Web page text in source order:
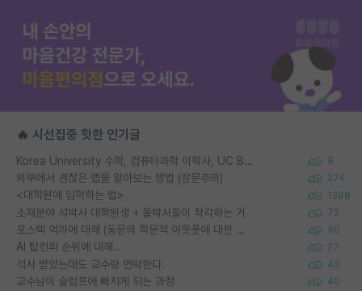
🔥 시선집중 핫한 인기글
Korea University 수학, 컴퓨터과학 이학사, UC Berkeley 산업공학 대학원 공학박사가 되는 것은 쉽지 않겠죠? 9
외부에서 괜찮은 랩을 알아보는 방법 (장문주의) 274
<대학원에 입학하는 법> 1388
소재분야 석박사 대학원생 + 물박사들이 착각하는 거 72
포스텍 억까에 대해 (동문의 학문적 아웃풋에 대한 반박) 50
AI 탑컨퍼 순위에 대해.. 27
석사 받았는데도 교수랑 연락한다. 43
교수님이 슬럼프에 빠지게 되는 과정 40